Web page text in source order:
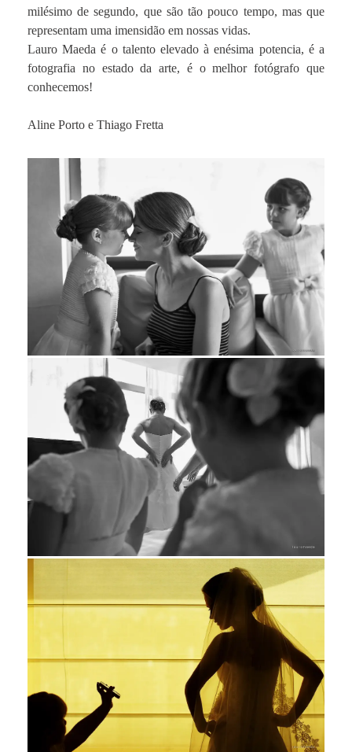
milésimo de segundo, que são tão pouco tempo, mas que
representam uma imensidão em nossas vidas.
Lauro Maeda é o talento elevado à enésima potencia, é a
fotografia no estado da arte, é o melhor fotógrafo que
conhecemos!
Aline Porto e Thiago Fretta